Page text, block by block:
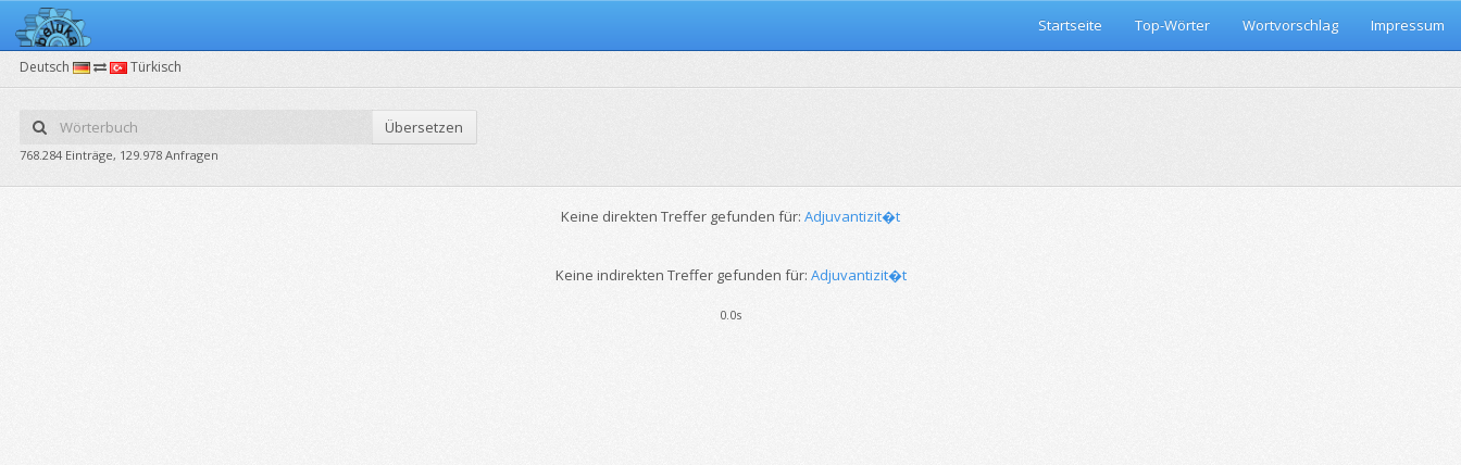
Startseite Top-Wörter Wortvorschlag Impressum
Deutsch Türkisch
Übersetzen
768.284 Einträge, 129.978 Anfragen
Keine direkten Treffer gefunden für: Adjuvantizit�t
Keine indirekten Treffer gefunden für: Adjuvantizit�t
0.0s